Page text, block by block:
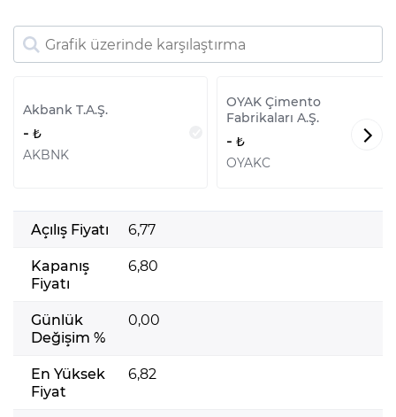
Akbank T.A.Ş.
-
AKBNK
OYAK Çimento
Fabrikaları A.Ş.
-
OYAKC
Açılış Fiyatı
6,77
Kapanış
Fiyatı
6,80
Günlük
Değişim %
0,00
En Yüksek
Fiyat
6,82